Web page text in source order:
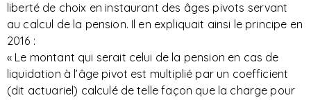
liberté de choix en instaurant des âges pivots servant
au calcul de la pension. Il en expliquait ainsi le principe en
2016 :
« Le montant qui serait celui de la pension en cas de
liquidation à l’âge pivot est multiplié par un coefficient
(dit actuariel) calculé de telle façon que la charge pour